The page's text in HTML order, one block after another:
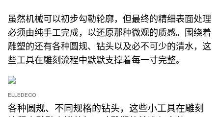
虽然机械可以初步勾勒轮廓，但最终的精细表面处理
必须由纯手工完成，以还原那种微观的质感。围绕着
雕塑的还有各种圆规、钻头以及必不可少的清水，这
些工具在雕刻流程中默默支撑着每一寸完整。
ELLEDECO
各种圆规、不同规格的钻头，这些小工具在雕刻